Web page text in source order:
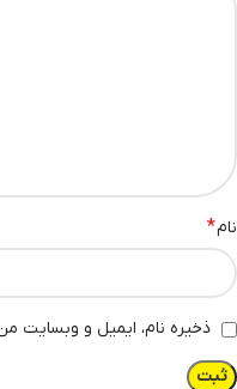
نام*
ذخیره نام، ایمیل و وبسایت